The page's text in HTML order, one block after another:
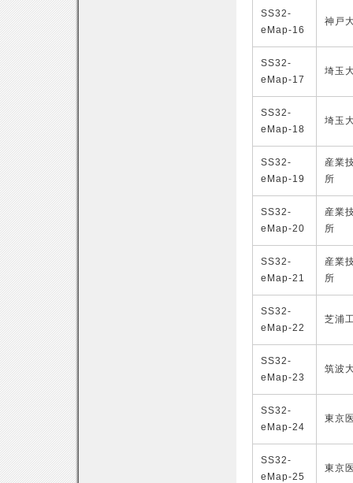
SS32-
eMap-16
神戸
SS32-
eMap-17
埼玉
SS32-
eMap-18
埼玉
SS32-
eMap-19
産業
所
SS32-
eMap-20
産業
所
SS32-
eMap-21
産業
所
SS32-
eMap-22
芝浦
SS32-
eMap-23
筑波
SS32-
eMap-24
東京
SS32-
eMap-25
東京